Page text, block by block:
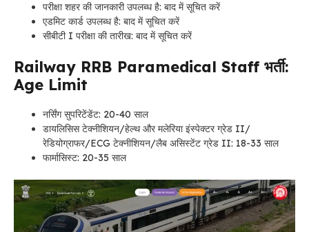
परीक्षा शहर की जानकारी उपलब्ध है: बाद में सूचित करें
एडमिट कार्ड उपलब्ध है: बाद में सूचित करें
सीबीटी I परीक्षा की तारीख: बाद में सूचित करें
Railway RRB Paramedical Staff भर्ती:
Age Limit
नर्सिंग सुपरिटेंडेंट: 20-40 साल
डायलिसिस टेक्नीशियन/हेल्थ और मलेरिया इंस्पेक्टर ग्रेड II/
रेडियोग्राफर/ECG टेक्नीशियन/लैब असिस्टेंट ग्रेड II: 18-33 साल
फार्मासिस्ट: 20-35 साल